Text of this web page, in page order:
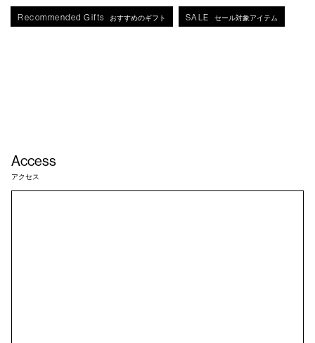
Recommended Gifts おすすめのギフト SALE セール対象アイテム
Access
アクセス